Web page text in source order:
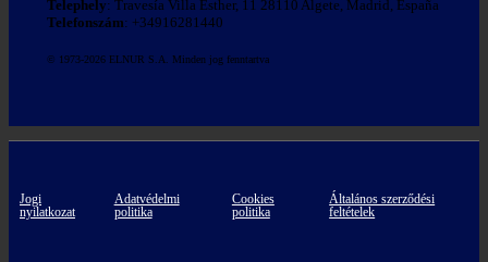
Telephely: Travesía Villa Esther, 11 28110 Algete, Madrid, España
Telefonszám: +34916281440
© 1973-2026 ELNUR S.A. Minden jog fenntartva
Jogi
nyilatkozat
Adatvédelmi
politika
Cookies
politika
Általános szerződési
feltételek